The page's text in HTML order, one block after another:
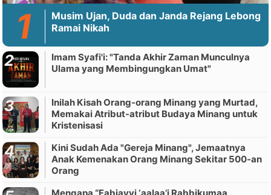
Musim Ujan, Duda dan Janda Rejang Lebong
Ramai Nikah
Imam Syafi'i: "Tanda Akhir Zaman Munculnya
Ulama yang Membingungkan Umat"
Inilah Kisah Orang-orang Minang yang Murtad,
Memakai Atribut-atribut Budaya Minang untuk
Kristenisasi
Kini Sudah Ada "Gereja Minang", Jemaatnya
Anak Kemenakan Orang Minang Sekitar 500-an
Orang